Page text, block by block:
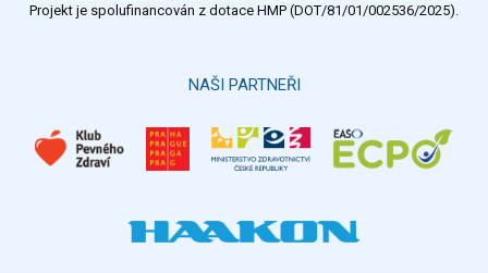
Projekt je spolufinancován z dotace HMP (DOT/81/01/002536/2025).
NAŠI PARTNEŘI